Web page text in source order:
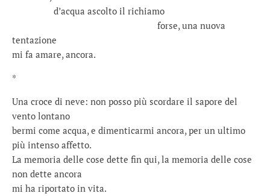
d’acqua ascolto il richiamo
forse, una nuova
tentazione
mi fa amare, ancora.
*
Una croce di neve: non posso più scordare il sapore del
vento lontano
bermi come acqua, e dimenticarmi ancora, per un ultimo
più intenso affetto.
La memoria delle cose dette fin qui, la memoria delle cose
non dette ancora
mi ha riportato in vita.